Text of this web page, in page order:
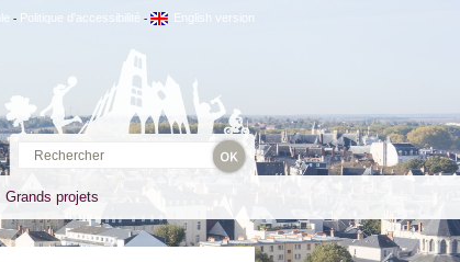
- Politique d'accessibilité - English version
Grands projets